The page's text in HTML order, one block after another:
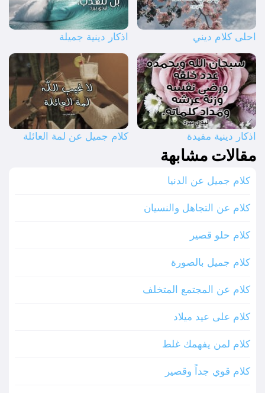
احلى كلام ديني اذكار دينية جميلة
اذكار دينية مفيدة كلام جميل عن لمة العائلة
مقالات مشابهة
كلام جميل عن الدنيا
كلام عن التجاهل والنسيان
كلام حلو قصير
كلام جميل بالصورة
كلام عن المجتمع المتخلف
كلام على عيد ميلاد
كلام لمن يفهمك غلط
كلام قوي جداً وقصير